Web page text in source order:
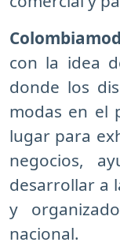
con la idea
donde los
modas en el
lugar para
negocios,
desarrollar a
y
nacional.